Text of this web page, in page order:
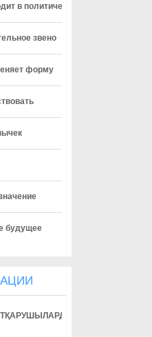
в политическую плоскость
звено
форму
будущее
ЕҢБЕГІМЕН